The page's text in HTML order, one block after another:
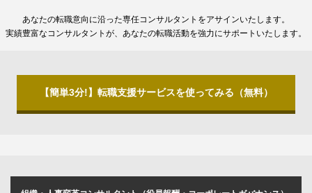
あなたの転職意向に沿った専任コンサルタントをアサインいたします。
実績豊富なコンサルタントが、あなたの転職活動を強力にサポートいたします。
【簡単3分!】転職支援サービスを使ってみる（無料）